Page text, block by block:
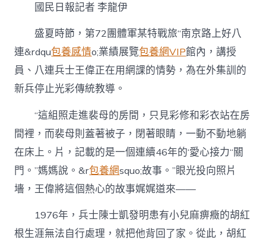
國民日報記者 李龍伊
盛夏時節，第72團體軍某特戰旅“南京路上好八
連&rdqu包養感情o;業績展覽包養網VIP館內，講授
員、八連兵士王偉正在用網課的情勢，為在外集訓的
新兵停止光彩傳統教導。
“這組照走進裴母的房間，只見彩修和彩衣站在房
間裡，而裴母則蓋著被子，閉著眼睛，一動不動地躺
在床上。片，記載的是一個連續46年的‘愛心接力“關
門。”媽媽說。&r包養網squo;故事。”眼光投向照片
墻，王偉將這個熱心的故事娓娓道來——
1976年，兵士陳士凱發明患有小兒麻痹癥的胡紅
根生涯無法自行處理，就把他背回了家。從此，胡紅